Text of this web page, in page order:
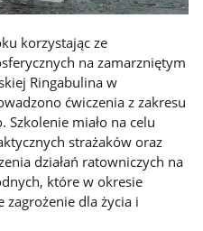
korzystając ze
na zamarzniętym
Ringabulina w
ćwiczenia z zakresu
miało na celu
strażaków oraz
działań ratowniczych na
które w okresie
zagrożenie dla życia i